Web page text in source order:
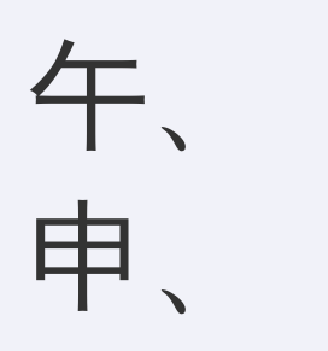
、
、